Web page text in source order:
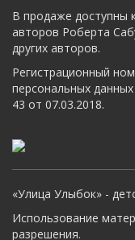
В продаже доступны
авторов Роберта
других авторов.
Регистрационный
персональных
43 от 07.03.2018.
«Улица Улыбок» -
Использование
разрешения.